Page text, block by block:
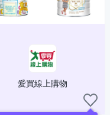
愛買線上購物